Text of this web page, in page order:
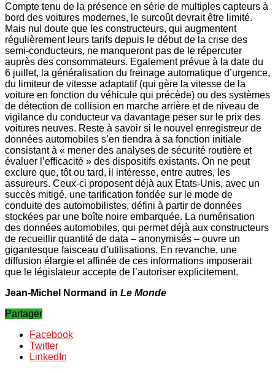
Compte tenu de la présence en série de multiples capteurs à
bord des voitures modernes, le surcoût devrait être limité.
Mais nul doute que les constructeurs, qui augmentent
régulièrement leurs tarifs depuis le début de la crise des
semi­-conducteurs, ne manqueront pas de le répercuter
auprès des consommateurs. Egalement prévue à la date du
6 juillet, la généralisation du freinage automatique d’urgence,
du limiteur de vitesse adaptatif (qui gère la vitesse de la
voiture en fonction du véhicule qui précède) ou des systèmes
de détection de collision en marche arrière et de niveau de
vigilance du conducteur va davantage peser sur le prix des
voitures neuves. Reste à savoir si le nouvel enregistreur de
données automobiles s’en tiendra à sa fonction initiale
consistant à « mener des analyses de sécurité routière et
évaluer l’efficacité » des dispositifs existants. On ne peut
exclure que, tôt ou tard, il intéresse, entre autres, les
assureurs. Ceux-­ci proposent déjà aux Etats­-Unis, avec un
succès mitigé, une tarification fondée sur le mode de
conduite des automobilistes, défini à partir de données
stockées par une boîte noire embarquée. La numérisation
des données automobiles, qui permet déjà aux constructeurs
de recueillir quantité de data – anonymisés – ouvre un
gigantesque faisceau d’utilisations. En revanche, une
diffusion élargie et affinée de ces informations imposerait
que le législateur accepte de l’autoriser explicitement.
Jean-­Michel Normand in Le Monde
Partager
Facebook
Twitter
LinkedIn